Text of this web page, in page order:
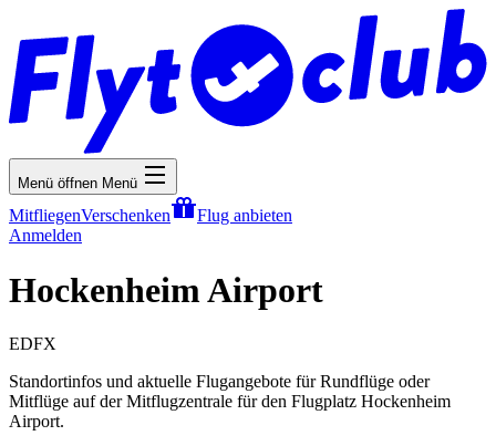
Menü öffnen Menü
MitfliegenVerschenken
Flug anbieten
Anmelden
Hockenheim Airport
EDFX
Standortinfos und aktuelle Flugangebote für Rundflüge oder
Mitflüge auf der Mitflugzentrale für den Flugplatz Hockenheim
Airport.